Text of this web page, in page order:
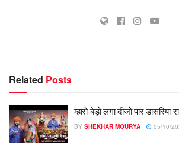
Related Posts
म्हारो बेड़ो लगा दीजो पार डांसरिया
BY SHEKHAR MOURYA 05/10/